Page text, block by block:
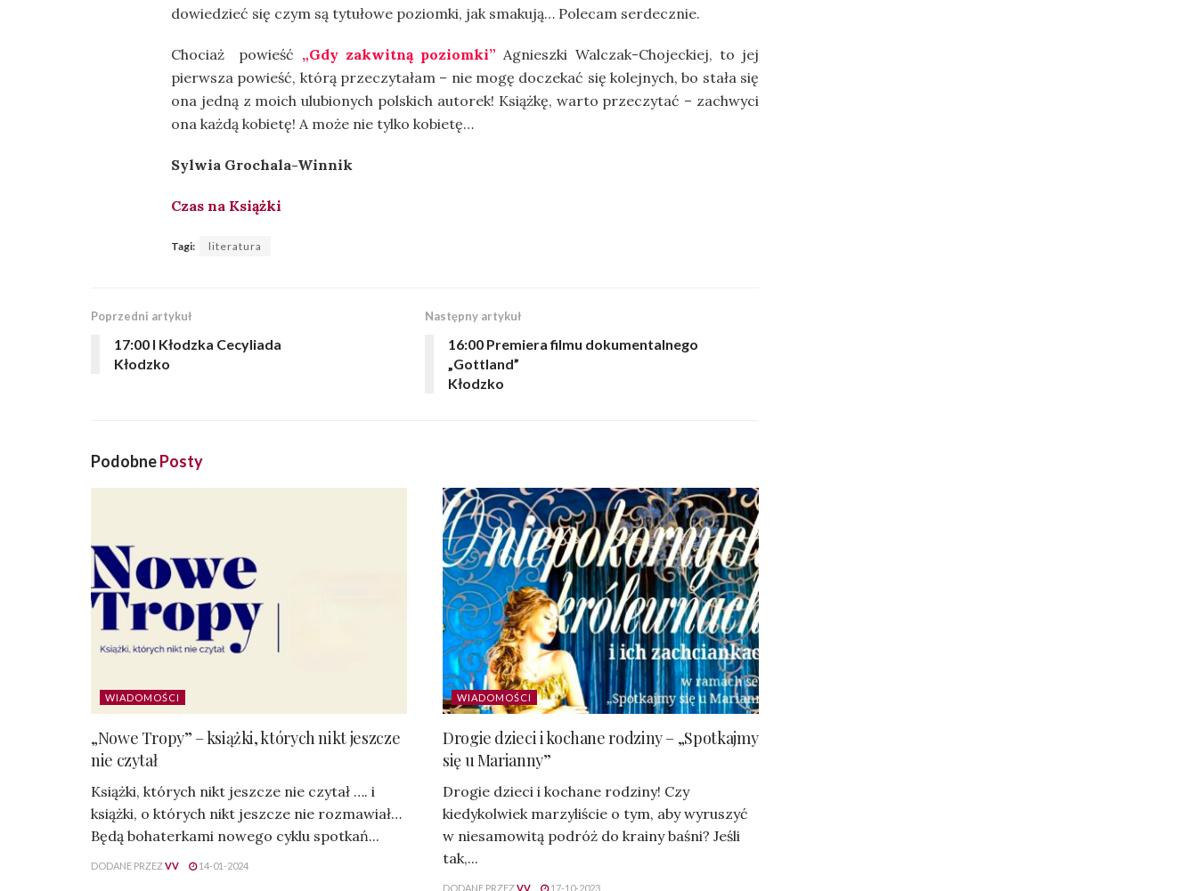
dowiedzieć się czym są tytułowe poziomki, jak smakują… Polecam serdecznie.
Chociaż powieść „Gdy zakwitną poziomki” Agnieszki Walczak-Chojeckiej, to jej
pierwsza powieść, którą przeczytałam – nie mogę doczekać się kolejnych, bo stała się
ona jedną z moich ulubionych polskich autorek! Książkę, warto przeczytać – zachwyci
ona każdą kobietę! A może nie tylko kobietę…
Sylwia Grochala-Winnik
Czas na Książki
Tagi: literatura
Poprzedni artykuł
17:00 I Kłodzka Cecyliada
Kłodzko
Następny artykuł
16:00 Premiera filmu dokumentalnego
„Gottland”
Kłodzko
PodobnePosty
WIADOMOŚCI
„Nowe Tropy” – książki, których nikt jeszcze
nie czytał
Książki, których nikt jeszcze nie czytał …. i
książki, o których nikt jeszcze nie rozmawiał…
Będą bohaterkami nowego cyklu spotkań...
DODANE PRZEZVV 14-01-2024
WIADOMOŚCI
Drogie dzieci i kochane rodziny – „Spotkajmy
się u Marianny”
Drogie dzieci i kochane rodziny! Czy
kiedykolwiek marzyliście o tym, aby wyruszyć
w niesamowitą podróż do krainy baśni? Jeśli
tak,...
DODANE PRZEZVV 17-10-2023